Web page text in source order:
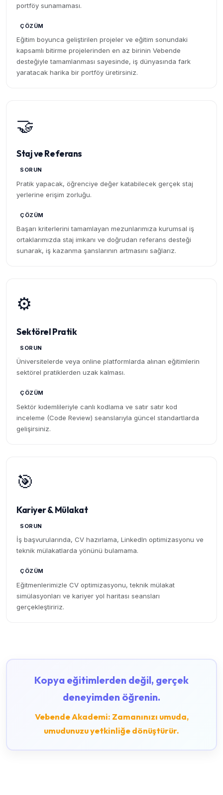
portföy sunamaması.
ÇÖZÜM
Eğitim boyunca geliştirilen projeler ve eğitim sonundaki
kapsamlı bitirme projelerinden en az birinin Vebende
desteğiyle tamamlanması sayesinde, iş dünyasında fark
yaratacak harika bir portföy üretirsiniz.
🤝
Staj ve Referans
SORUN
Pratik yapacak, öğrenciye değer katabilecek gerçek staj
yerlerine erişim zorluğu.
ÇÖZÜM
Başarı kriterlerini tamamlayan mezunlarımıza kurumsal iş
ortaklarımızda staj imkanı ve doğrudan referans desteği
sunarak, iş kazanma şanslarının artmasını sağlarız.
⚙️
Sektörel Pratik
SORUN
Üniversitelerde veya online platformlarda alınan eğitimlerin
sektörel pratiklerden uzak kalması.
ÇÖZÜM
Sektör kıdemlileriyle canlı kodlama ve satır satır kod
inceleme (Code Review) seanslarıyla güncel standartlarda
gelişirsiniz.
🎯
Kariyer & Mülakat
SORUN
İş başvurularında, CV hazırlama, LinkedIn optimizasyonu ve
teknik mülakatlarda yönünü bulamama.
ÇÖZÜM
Eğitmenlerimizle CV optimizasyonu, teknik mülakat
simülasyonları ve kariyer yol haritası seansları
gerçekleştiririz.
Kopya eğitimlerden değil, gerçek
deneyimden öğrenin.
Vebende Akademi: Zamanınızı umuda,
umudunuzu yetkinliğe dönüştürür.